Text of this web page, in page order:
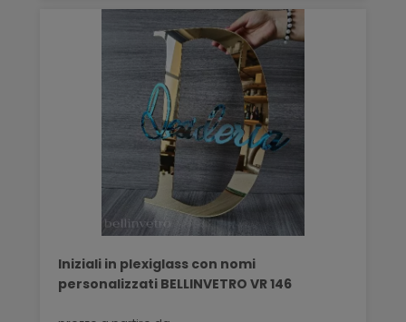
Iniziali in plexiglass con nomi
personalizzati BELLINVETRO VR 146